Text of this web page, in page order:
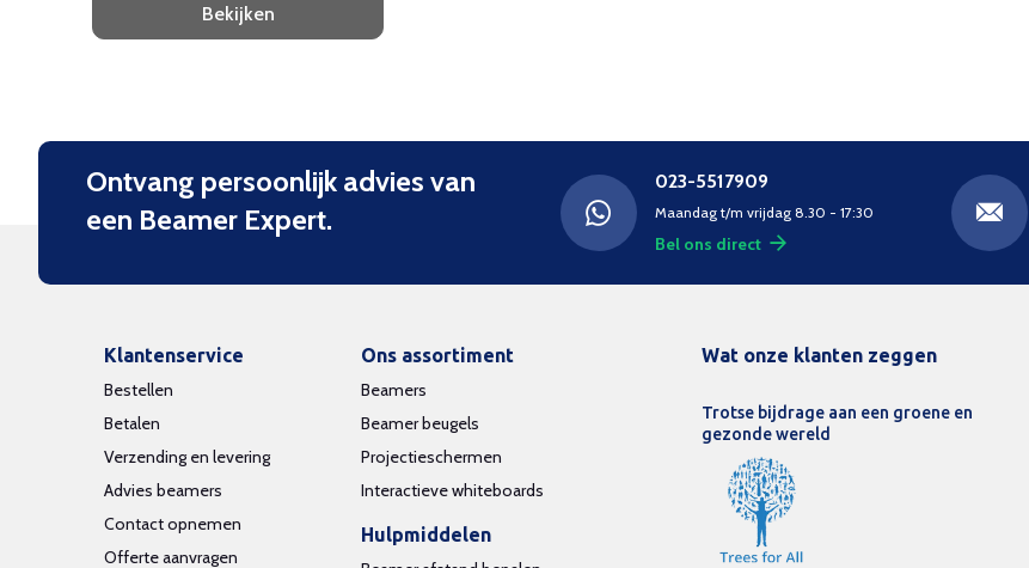
Bekijken
Ontvang persoonlijk advies van
een Beamer Expert.
023-5517909
Maandag t/m vrijdag 8.30 - 17:30
Bel ons direct
Klantenservice
Bestellen
Betalen
Verzending en levering
Advies beamers
Contact opnemen
Offerte aanvragen
Ons assortiment
Beamers
Beamer beugels
Projectieschermen
Interactieve whiteboards
Hulpmiddelen
Wat onze klanten zeggen
Trotse bijdrage aan een groene en
gezonde wereld